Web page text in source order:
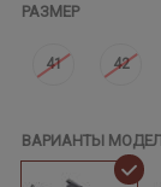
РАЗМЕР
41 42
ВАРИАНТЫ